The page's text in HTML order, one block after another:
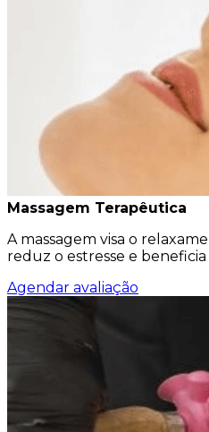
Massagem Terapêutica
A massagem visa o
reduz o estresse e
Agendar avaliação